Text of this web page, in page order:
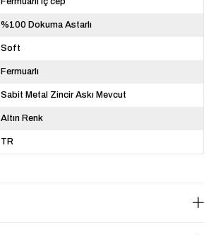
%100 Dokuma Astarlı
Soft
Fermuarlı
Sabit Metal Zincir Askı Mevcut
Altın Renk
TR